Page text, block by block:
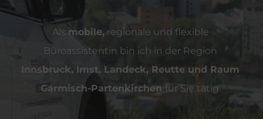
Als mobile, regionale und flexible
Büroassistentin bin ich in der Region
Innsbruck, Imst, Landeck, Reutte und Raum
Garmisch-Partenkirchen für Sie tätig.